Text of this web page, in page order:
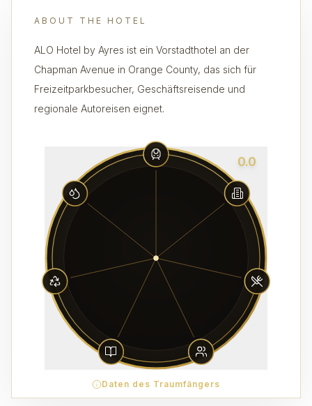
ABOUT THE HOTEL
ALO Hotel by Ayres ist ein Vorstadthotel an der
Chapman Avenue in Orange County, das sich für
Freizeitparkbesucher, Geschäftsreisende und
regionale Autoreisen eignet.
0.0
Daten des Traumfängers